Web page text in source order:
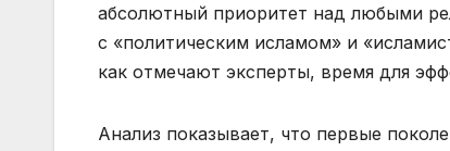
абсолютный приоритет над любыми
с «политическим исламом» и
как отмечают эксперты, время для
Анализ показывает, что первые